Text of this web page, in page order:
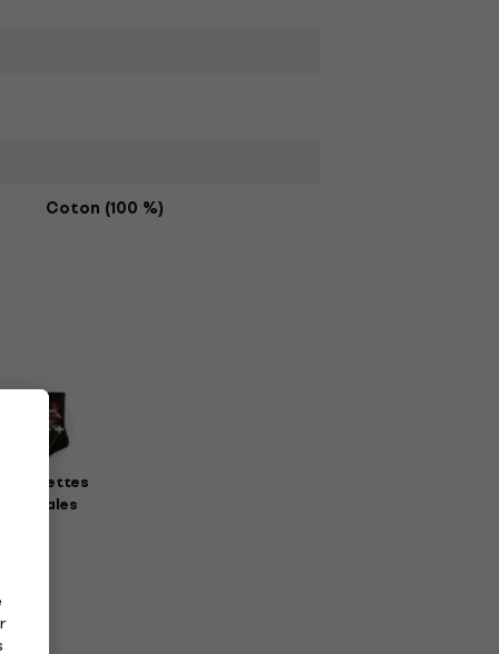
Coton (100 %)
musicales